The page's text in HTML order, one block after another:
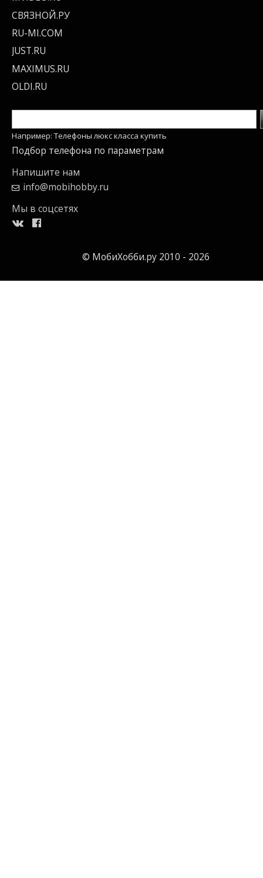
СВЯЗНОЙ.РУ
RU-MI.COM
JUST.RU
MAXIMUS.RU
OLDI.RU
Например: Телефоны люкс класса купить
Подбор телефона по параметрам
Напишите нам
info@mobihobby.ru
Мы в соцсетях
© МобиХобби.ру 2010 - 2026